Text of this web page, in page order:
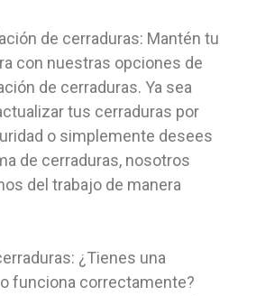
de cerraduras: Mantén tu
con nuestras opciones de
de cerraduras. Ya sea
tus cerraduras por
o simplemente desees
de cerraduras, nosotros
del trabajo de manera
¿Tienes una
funciona correctamente?